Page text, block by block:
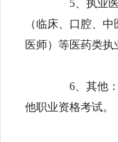
5、执业医
（临床、口腔、
医师）等医药类执
6、其他：
他职业资格考试。